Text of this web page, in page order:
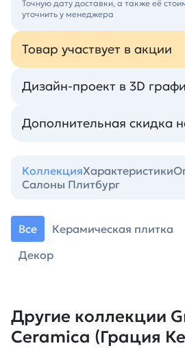
Точную дату доставки, а также её
уточнить у менеджера
Товар участвует в акции
Дизайн-проект в 3D
Дополнительная скидка
КоллекцияХарактеристики
Салоны Плитбург
Все Керамическая плитка
Декор
Другие коллекции
Ceramica (Грация